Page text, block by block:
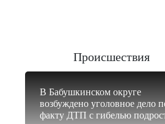
Происшествия
В Бабушкинском округе
возбуждено уголовное дело
факту ДТП с гибелью